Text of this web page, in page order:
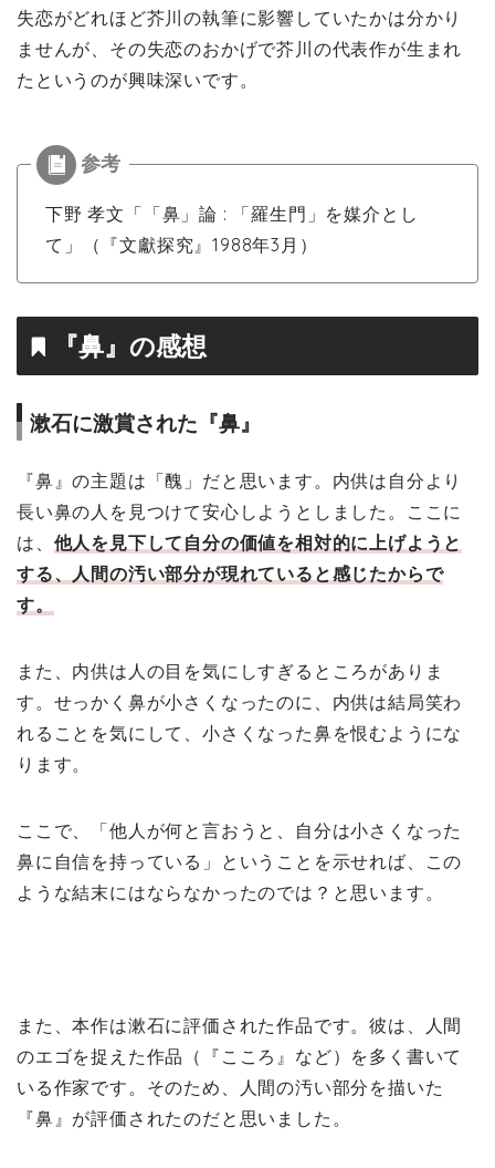
失恋がどれほど芥川の執筆に影響していたかは分かり
ませんが、その失恋のおかげで芥川の代表作が生まれ
たというのが興味深いです。
下野 孝文「「鼻」論 : 「羅生門」を媒介とし
て」（『文獻探究』1988年3月）
『鼻』の感想
漱石に激賞された『鼻』
『鼻』の主題は「醜」だと思います。内供は自分より
長い鼻の人を見つけて安心しようとしました。ここに
は、 他人を見下して自分の価値を相対的に上げようと
する、人間の汚い部分が現れていると感じたからで
す。
また、内供は人の目を気にしすぎるところがありま
す。せっかく鼻が小さくなったのに、内供は結局笑わ
れることを気にして、小さくなった鼻を恨むようにな
ります。
ここで、「他人が何と言おうと、自分は小さくなった
鼻に自信を持っている」ということを示せれば、この
ような結末にはならなかったのでは？と思います。
また、本作は漱石に評価された作品です。彼は、人間
のエゴを捉えた作品（『こころ』など）を多く書いて
いる作家です。そのため、人間の汚い部分を描いた
『鼻』が評価されたのだと思いました。